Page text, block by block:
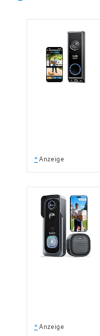
* Anzeige
* Anzeige